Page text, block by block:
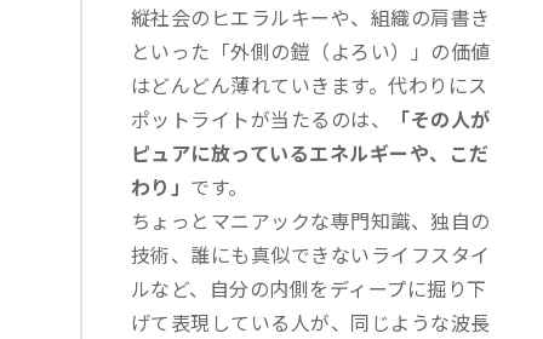
縦社会のヒエラルキーや、組織の肩書き
といった「外側の鎧（よろい）」の価値
はどんどん薄れていきます。代わりにス
ポットライトが当たるのは、
「その人が
ピュアに放っているエネルギーや、こだ
わり」 です。
ちょっとマニアックな専門知識、独自の
技術、誰にも真似できないライフスタイ
ルなど、自分の内側をディープに掘り下
げて表現している人が、同じような波長